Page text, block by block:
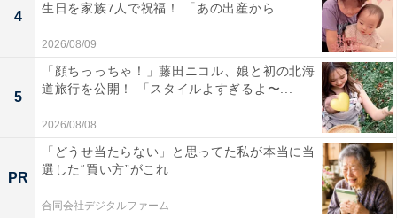
4
生日を家族7人で祝福！ 「あの出産から...
2026/08/09
5
「顔ちっっちゃ！」藤田ニコル、娘と初の北海
道旅行を公開！ 「スタイルよすぎるよ〜...
2026/08/08
PR
「どうせ当たらない」と思ってた私が本当に当
選した“買い方”がこれ
合同会社デジタルファーム